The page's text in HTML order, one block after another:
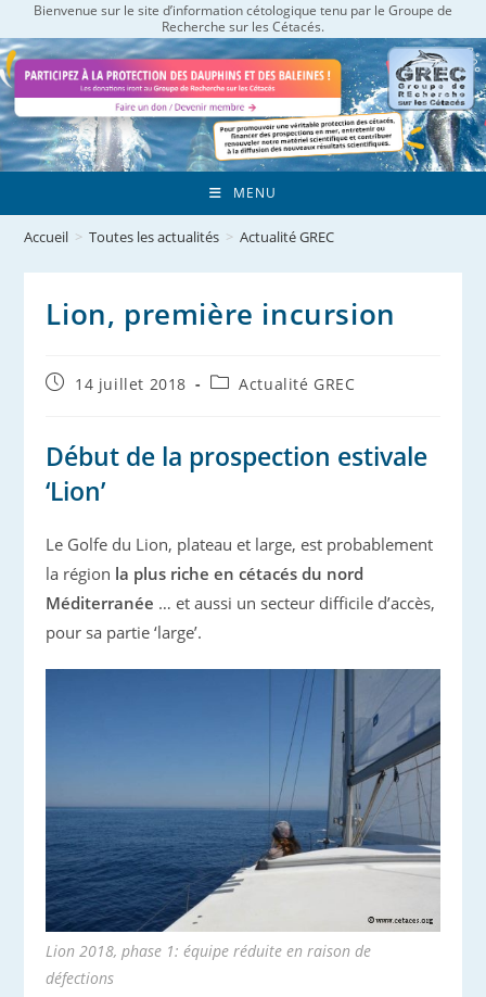
to
content
Bienvenue sur le site d’information cétologique tenu par le Groupe de
Recherche sur les Cétacés.
MENU
Accueil > Toutes les actualités > Actualité GREC
Lion, première incursion
Publication
14 juillet 2018
PostActualité GREC
Début de la prospection estivale
‘Lion’
Le Golfe du Lion, plateau et large, est probablement
la région la plus riche en cétacés du nord
Méditerranée … et aussi un secteur difficile d’accès,
pour sa partie ‘large’.
Lion 2018, phase 1: équipe réduite en raison de
défections